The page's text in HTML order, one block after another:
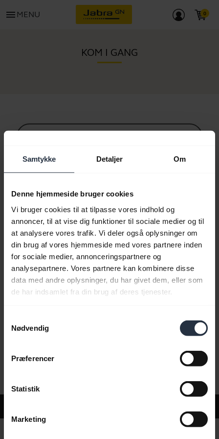
Samtykke Detaljer Om
Denne hjemmeside bruger cookies
Vi bruger cookies til at tilpasse vores indhold og
annoncer, til at vise dig funktioner til sociale medier og til
at analysere vores trafik. Vi deler også oplysninger om
din brug af vores hjemmeside med vores partnere inden
for sociale medier, annonceringspartnere og
analysepartnere. Vores partnere kan kombinere disse
data med andre oplysninger, du har givet dem, eller som
de har indsamlet fra din brug af deres tjenester.
Nødvendig
Præferencer
Statistik
Marketing
menu MENU
KOM I GANG
Bluetooth parringsguide
Ofte stillede spørgsmål
Produktdokumenter